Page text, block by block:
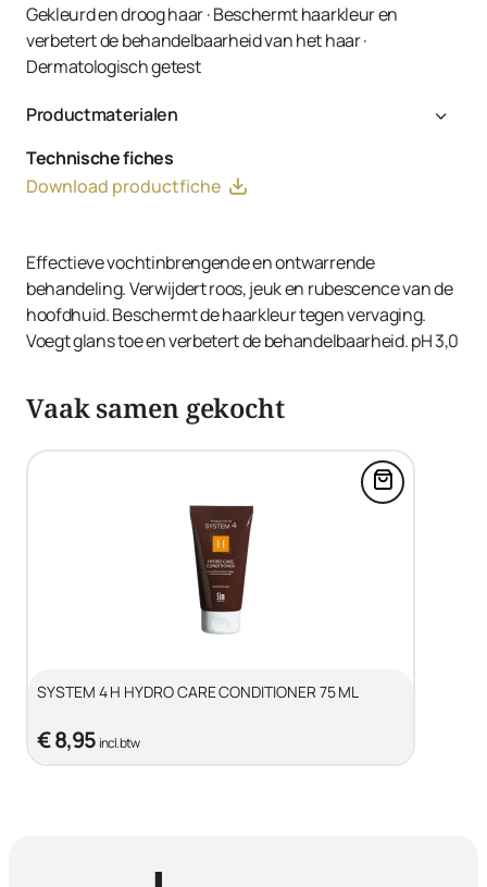
Gekleurd en droog haar · Beschermt haarkleur en
verbetert de behandelbaarheid van het haar ·
Dermatologisch getest
Productmaterialen
Laurdimonium Hydroxypropyl Hydrolyzed Wheat Protein,
Cetrimonium Chloride, Dipalmitoylethyl
Glycol, Helianthus Annuus (Sunflower) Seed Extract,
Hydrolyzed Vegetable Protein, Dimethylpabamidopropyl
Laurdimonium Tosylate, PEG/PPG-18/18 Dimethicone,
Isopropyl Alcohol, Phenoxyethanol, Potassium Sorbate,
Technische fiches
Download productfiche
Effectieve vochtinbrengende en ontwarrende
behandeling. Verwijdert roos, jeuk en rubescence van de
hoofdhuid. Beschermt de haarkleur tegen vervaging.
Voegt glans toe en verbetert de behandelbaarheid. pH 3,0
Vaak samen gekocht
Voeg
SYSTEM 4 H HYDRO CARE CONDITIONER 75 ML
€ 8,95 incl. btw